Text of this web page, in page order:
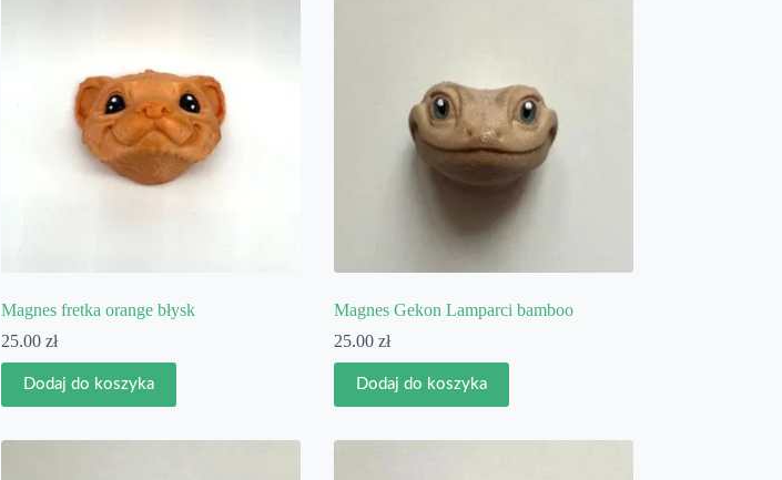
Magnes fretka orange błysk
25.00 zł
Dodaj do koszyka
Magnes Gekon Lamparci bamboo
25.00 zł
Dodaj do koszyka